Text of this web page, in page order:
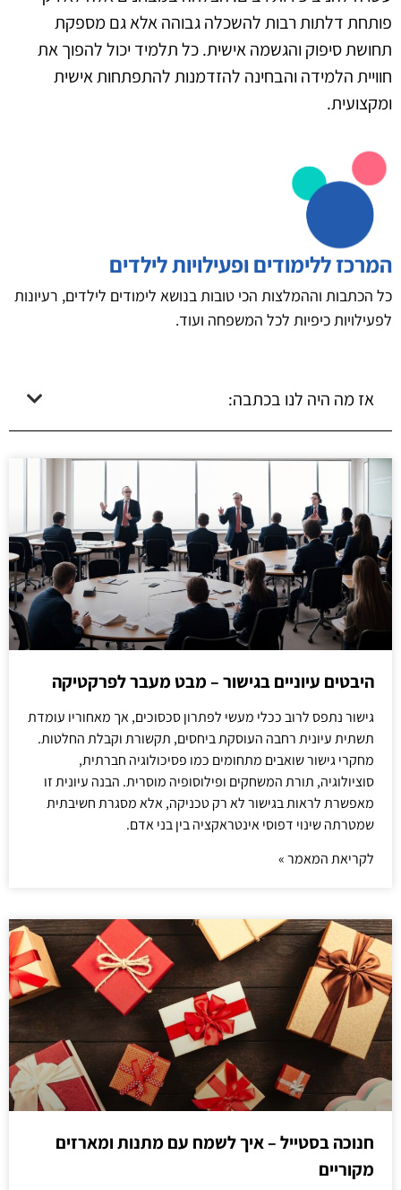
פותחת דלתות רבות להשכלה גבוהה אלא גם מספקת
תחושת סיפוק והגשמה אישית. כל תלמיד יכול להפוך את
חוויית הלמידה והבחינה להזדמנות להתפתחות אישית
ומקצועית.
המרכז ללימודים ופעילויות לילדים
כל הכתבות וההמלצות הכי טובות בנושא לימודים לילדים, רעיונות
לפעילויות כיפיות לכל המשפחה ועוד.
אז מה היה לנו בכתבה:
היבטים עיוניים בגישור – מבט מעבר לפרקטיקה
גישור נתפס לרוב ככלי מעשי לפתרון סכסוכים, אך מאחוריו עומדת
תשתית עיונית רחבה העוסקת ביחסים, תקשורת וקבלת החלטות.
מחקרי גישור שואבים מתחומים כמו פסיכולוגיה חברתית,
סוציולוגיה, תורת המשחקים ופילוסופיה מוסרית. הבנה עיונית זו
מאפשרת לראות בגישור לא רק טכניקה, אלא מסגרת חשיבתית
שמטרתה שינוי דפוסי אינטראקציה בין בני אדם.
לקריאת המאמר »
חנוכה בסטייל – איך לשמח עם מתנות ומארזים
מקוריים